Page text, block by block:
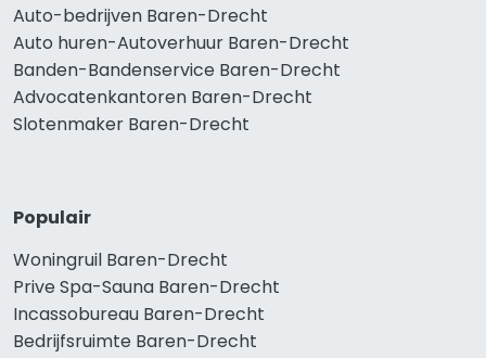
Auto-bedrijven Baren-Drecht
Auto huren-Autoverhuur Baren-Drecht
Banden-Bandenservice Baren-Drecht
Advocatenkantoren Baren-Drecht
Slotenmaker Baren-Drecht
Populair
Woningruil Baren-Drecht
Prive Spa-Sauna Baren-Drecht
Incassobureau Baren-Drecht
Bedrijfsruimte Baren-Drecht